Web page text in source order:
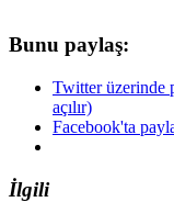
Bunu paylaş:
Twitter üzerinde
açılır)
Facebook'ta
İlgili